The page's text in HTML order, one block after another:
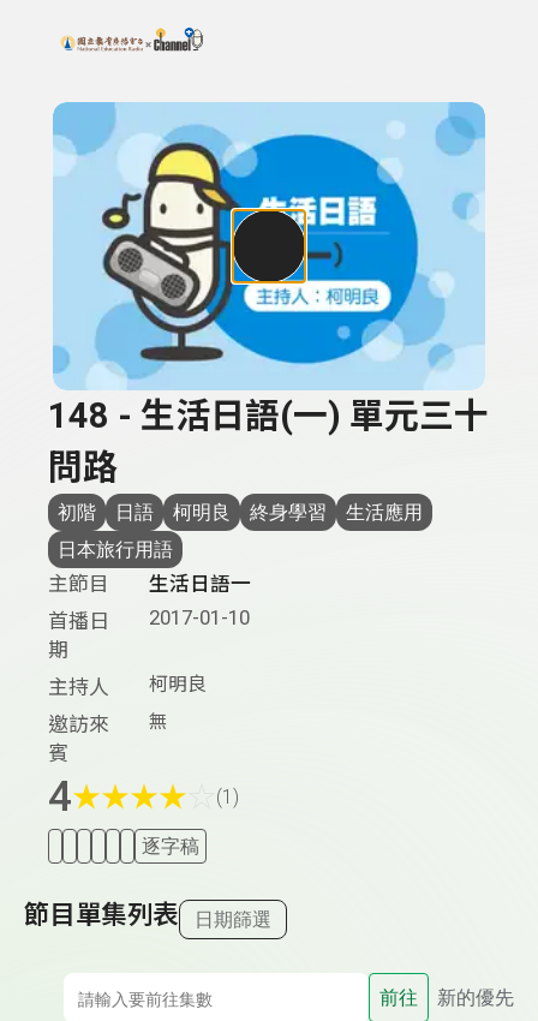
上方功能區塊
搜尋關鍵字：可輸入節目名稱、主持人或關鍵字
148 - 生活日語(一) 單元三十
問路
初階 日語 柯明良 終身學習
生活應用
日本旅行用語
主節目
生活日語一
首播日
期
2017-01-10
主持人 柯明良
邀訪來
賓
無
4★★★★ (1)
逐字稿
節目單集列表 日期篩選
前往 新的優先